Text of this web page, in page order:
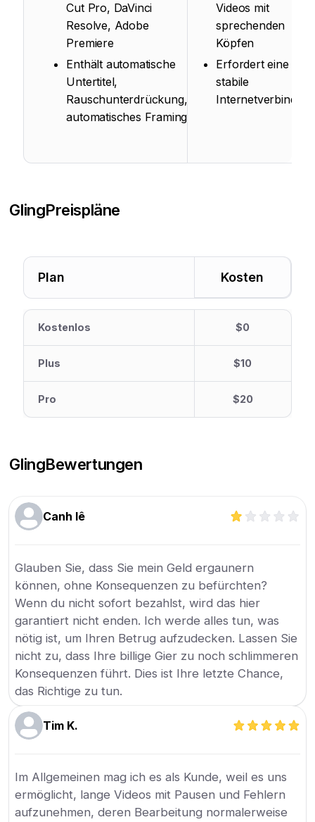
Cut Pro, DaVinci
Resolve, Adobe
Premiere
Enthält automatische
Untertitel,
Rauschunterdrückung,
automatisches Framing
Videos mit
sprechenden
Köpfen
Erfordert eine
stabile
GlingPreispläne
Plan Kosten
Kostenlos $0
Plus $10
Pro $20
GlingBewertungen
Canh lê
Glauben Sie, dass Sie mein Geld ergaunern
können, ohne Konsequenzen zu befürchten?
Wenn du nicht sofort bezahlst, wird das hier
garantiert nicht enden. Ich werde alles tun, was
nötig ist, um Ihren Betrug aufzudecken. Lassen Sie
nicht zu, dass Ihre billige Gier zu noch schlimmeren
Konsequenzen führt. Dies ist Ihre letzte Chance,
das Richtige zu tun.
Tim K.
Im Allgemeinen mag ich es als Kunde, weil es uns
ermöglicht, lange Videos mit Pausen und Fehlern
aufzunehmen, deren Bearbeitung normalerweise